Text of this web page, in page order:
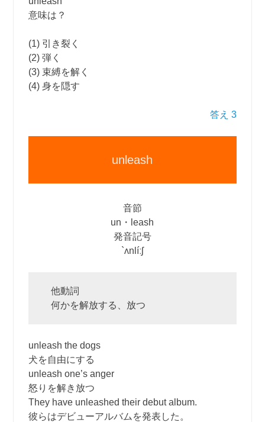
意味は？
(1) 引き裂く
(2) 弾く
(3) 束縛を解く
(4) 身を隠す
答え 3
unleash
音節
un・leash
発音記号
`ʌnlíːʃ
他動詞
何かを解放する、放つ
unleash the dogs
犬を自由にする
unleash one’s anger
怒りを解き放つ
They have unleashed their debut album.
彼らはデビューアルバムを発表した。